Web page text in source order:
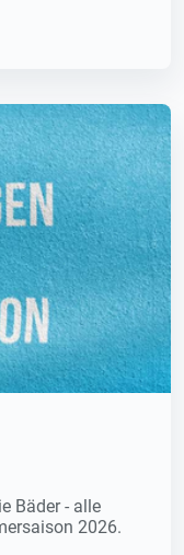
Bäder - alle
2026.